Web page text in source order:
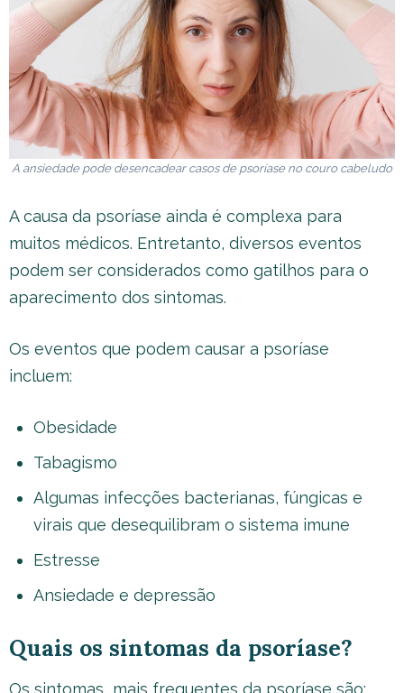
A ansiedade pode desencadear casos de psoríase no couro cabeludo
A causa da psoríase ainda é complexa para
muitos médicos. Entretanto, diversos eventos
podem ser considerados como gatilhos para o
aparecimento dos sintomas.
Os eventos que podem causar a psoríase
incluem:
Obesidade
Tabagismo
Algumas infecções bacterianas, fúngicas e
virais que desequilibram o sistema imune
Estresse
Ansiedade e depressão
Quais os sintomas da psoríase?
Os sintomas mais frequentes da psoríase são: